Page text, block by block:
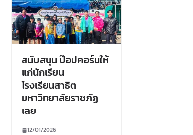
สนับสนุน ป๊อปคอร์นให้
แก่นักเรียน
โรงเรียนสาธิต
มหาวิทยาลัยราชภัฏ
เลย
12/01/2026